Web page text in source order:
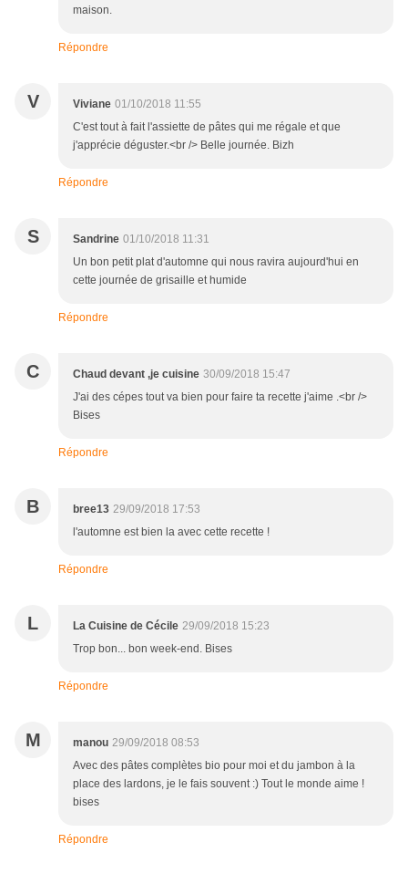
maison.
Répondre
V Viviane 01/10/2018 11:55
C'est tout à fait l'assiette de pâtes qui me régale et que
j'apprécie déguster.<br /> Belle journée. Bizh
Répondre
S Sandrine 01/10/2018 11:31
Un bon petit plat d'automne qui nous ravira aujourd'hui en
cette journée de grisaille et humide
Répondre
C Chaud devant ,je cuisine 30/09/2018 15:47
J'ai des cépes tout va bien pour faire ta recette j'aime .<br />
Bises
Répondre
B bree13 29/09/2018 17:53
l'automne est bien la avec cette recette !
Répondre
L La Cuisine de Cécile 29/09/2018 15:23
Trop bon... bon week-end. Bises
Répondre
M manou 29/09/2018 08:53
Avec des pâtes complètes bio pour moi et du jambon à la
place des lardons, je le fais souvent :) Tout le monde aime !
bises
Répondre